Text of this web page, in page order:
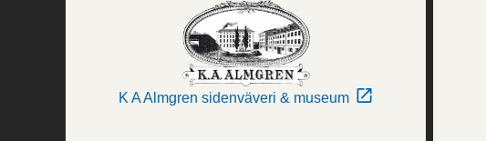
K A Almgren sidenväveri & museum